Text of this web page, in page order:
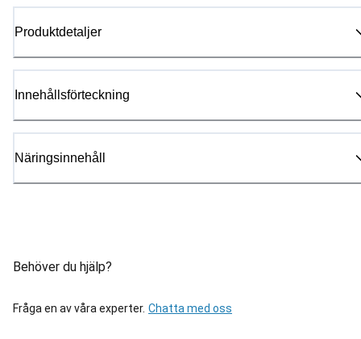
Produktdetaljer
Innehållsförteckning
Näringsinnehåll
Behöver du hjälp?
Fråga en av våra experter. Chatta med oss